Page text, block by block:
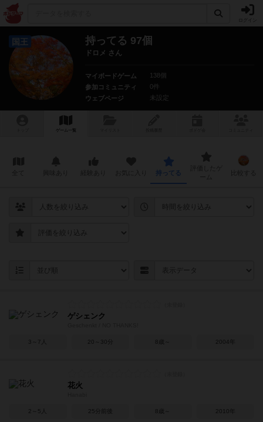
国王 持ってる 97個
ドロメ さん
マイボードゲーム
138個
参加コミュニティ
0件
ウェブページ
未設定
ゲーム一覧
持ってる
ゲシェンク
3～7人 20～30分 8歳～ 2004年
花火
2～5人 25分前後 8歳～ 2010年